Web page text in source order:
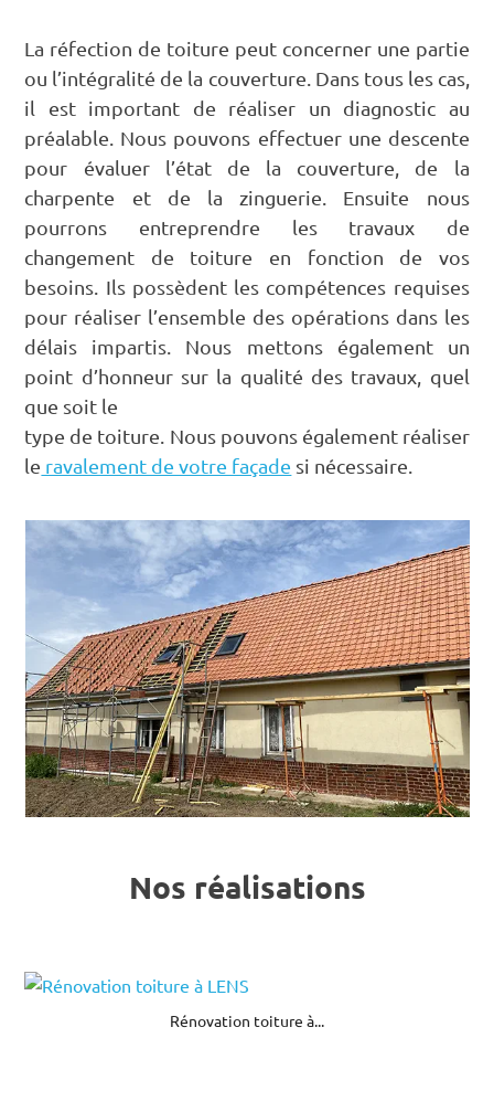
La réfection de toiture peut concerner une partie
ou l’intégralité de la couverture. Dans tous les cas,
il est important de réaliser un diagnostic au
préalable. Nous pouvons effectuer une descente
pour évaluer l’état de la couverture, de la
charpente et de la zinguerie. Ensuite nous
pourrons entreprendre les travaux de
changement de toiture en fonction de vos
besoins. Ils possèdent les compétences requises
pour réaliser l’ensemble des opérations dans les
délais impartis. Nous mettons également un
point d’honneur sur la qualité des travaux, quel
que soit le
type de toiture. Nous pouvons également réaliser
le ravalement de votre façade si nécessaire.
Nos réalisations
Rénovation toiture à...